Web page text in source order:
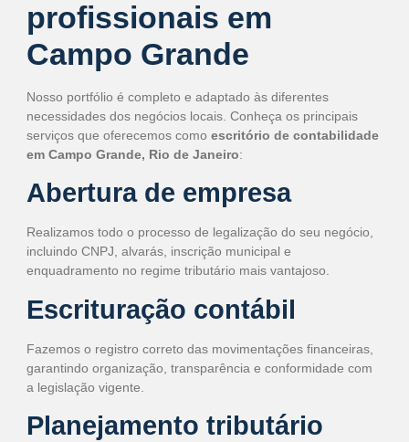
profissionais em
Campo Grande
Nosso portfólio é completo e adaptado às diferentes
necessidades dos negócios locais. Conheça os principais
serviços que oferecemos como escritório de contabilidade
em Campo Grande, Rio de Janeiro:
Abertura de empresa
Realizamos todo o processo de legalização do seu negócio,
incluindo CNPJ, alvarás, inscrição municipal e
enquadramento no regime tributário mais vantajoso.
Escrituração contábil
Fazemos o registro correto das movimentações financeiras,
garantindo organização, transparência e conformidade com
a legislação vigente.
Planejamento tributário